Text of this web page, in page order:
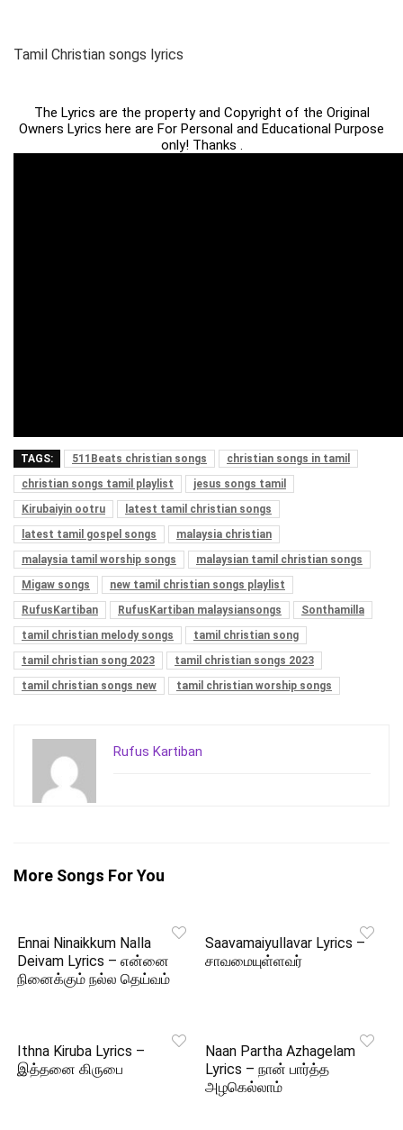
Tamil Christian songs lyrics
The Lyrics are the property and Copyright of the Original
Owners Lyrics here are For Personal and Educational Purpose
only! Thanks .
TAGS: 511Beats christian songs
christian songs in tamil
christian songs tamil playlist
jesus songs tamil
Kirubaiyin ootru
latest tamil christian songs
latest tamil gospel songs
malaysia christian
malaysia tamil worship songs
malaysian tamil christian songs
Migaw songs
new tamil christian songs playlist
RufusKartiban
RufusKartiban malaysiansongs
Sonthamilla
tamil christian melody songs
tamil christian song
tamil christian song 2023
tamil christian songs 2023
tamil christian songs new
tamil christian worship songs
Rufus Kartiban
More Songs For You
Ennai Ninaikkum Nalla
Deivam Lyrics – என்னை
நினைக்கும் நல்ல தெய்வம்
Saavamaiyullavar Lyrics –
சாவமையுள்ளவர்
Ithna Kiruba Lyrics –
இத்தனை கிருபை
Naan Partha Azhagelam
Lyrics – நான் பார்த்த
அழகெல்லாம்